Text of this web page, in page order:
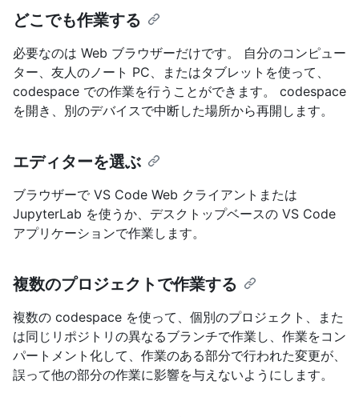
どこでも作業する
必要なのは Web ブラウザーだけです。 自分のコンピュー
ター、友人のノート PC、またはタブレットを使って、
codespace での作業を行うことができます。 codespace
を開き、別のデバイスで中断した場所から再開します。
エディターを選ぶ
ブラウザーで VS Code Web クライアントまたは
JupyterLab を使うか、デスクトップベースの VS Code
アプリケーションで作業します。
複数のプロジェクトで作業する
複数の codespace を使って、個別のプロジェクト、また
は同じリポジトリの異なるブランチで作業し、作業をコン
パートメント化して、作業のある部分で行われた変更が、
誤って他の部分の作業に影響を与えないようにします。